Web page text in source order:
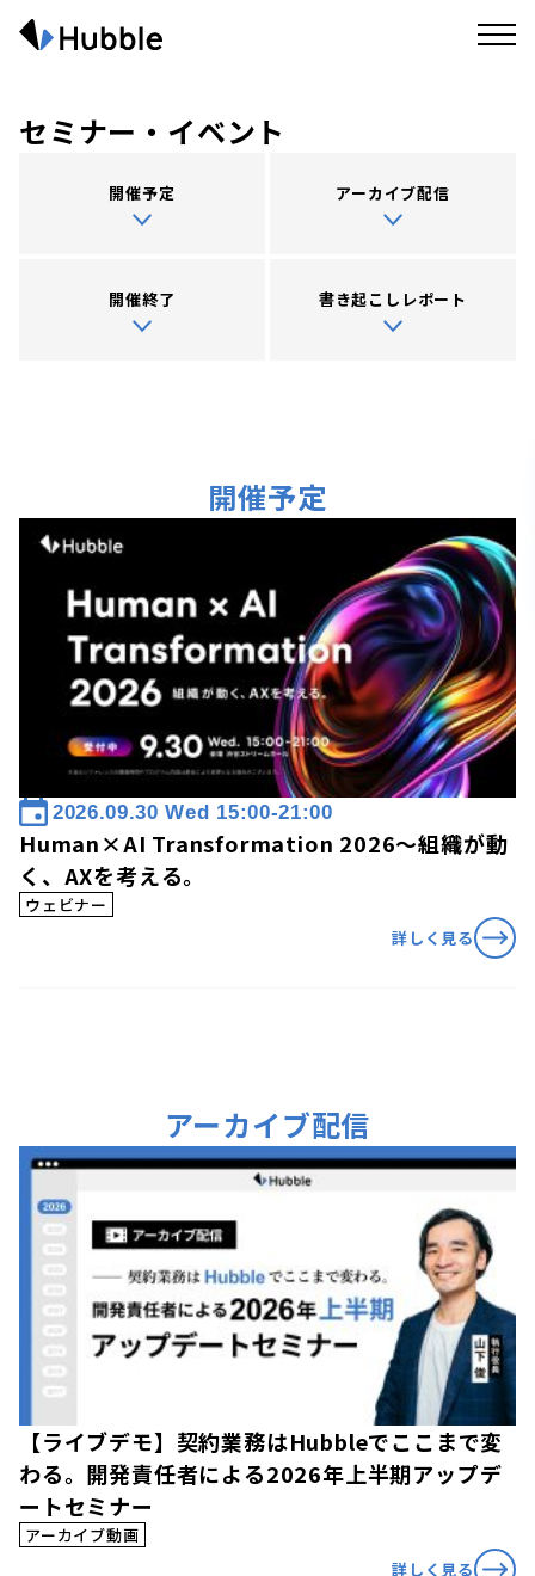
セミナー・イベント
開催予定 アーカイブ配信
開催終了 書き起こしレポート
開催予定
2026.09.30 Wed 15:00-21:00
Human×AI Transformation 2026〜組織が動
く、AXを考える。
ウェビナー
詳しく見る
アーカイブ配信
【ライブデモ】契約業務はHubbleでここまで変
わる。開発責任者による2026年上半期アップデ
ートセミナー
アーカイブ動画
詳しく見る